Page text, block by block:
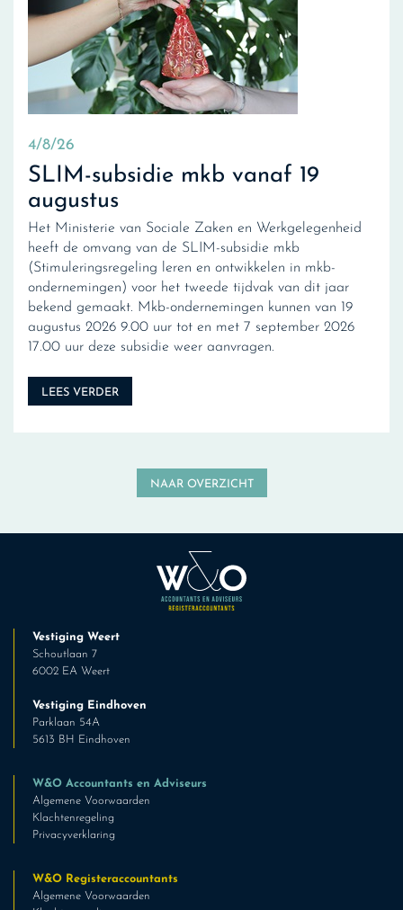
4/8/26
SLIM-subsidie mkb vanaf 19
augustus
Het Ministerie van Sociale Zaken en Werkgelegenheid
heeft de omvang van de SLIM-subsidie mkb
(Stimuleringsregeling leren en ontwikkelen in mkb-
ondernemingen) voor het tweede tijdvak van dit jaar
bekend gemaakt. Mkb-ondernemingen kunnen van 19
augustus 2026 9.00 uur tot en met 7 september 2026
17.00 uur deze subsidie weer aanvragen.
LEES VERDER
NAAR OVERZICHT
Vestiging Weert
Schoutlaan 7
6002 EA Weert
Vestiging Eindhoven
Parklaan 54A
5613 BH Eindhoven
W&O Accountants en Adviseurs
Algemene Voorwaarden
Klachtenregeling
Privacyverklaring
W&O Registeraccountants
Algemene Voorwaarden